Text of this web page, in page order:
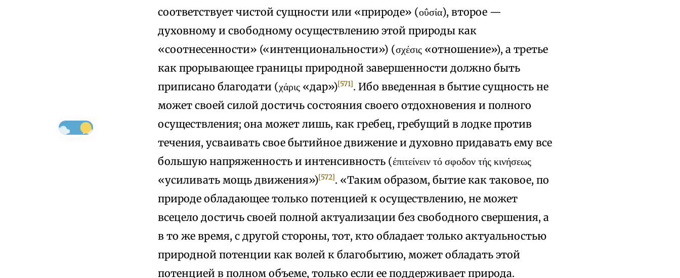
соответствует чистой сущности или «природе» (οΰσία), второе —
духовному и свободному осуществлению этой природы как
«соотнесенности» («интенциональности») (σχέσις «отношение»), а третье
как прорывающее границы природной завершенности должно быть
приписано благодати (χάρις «дар»)[571]. Ибо введенная в бытие сущность не
может своей силой достичь состояния своего отдохновения и полного
осуществления; она может лишь, как гребец, гребущий в лодке против
течения, усваивать свое бытийное движение и духовно придавать ему все
большую напряженность и интенсивность (έπιτείνειν τό σφοδον τής κινήσεως
«усиливать мощь движения»)[572]. «Таким образом, бытие как таковое, по
природе обладающее только потенцией к осуществлению, не может
всецело достичь своей полной актуализации без свободного свершения, а
в то же время, с другой стороны, тот, кто обладает только актуальностью
природной потенции как волей к благобытию, может обладать этой
потенцией в полном объеме, только если ее поддерживает природа.